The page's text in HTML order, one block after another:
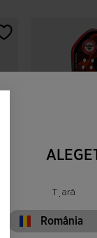
Racheta De
Brentford FC
Țară
România